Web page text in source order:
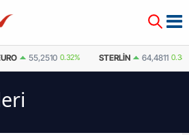
55,2510 0.32% STERLIN 64,4811